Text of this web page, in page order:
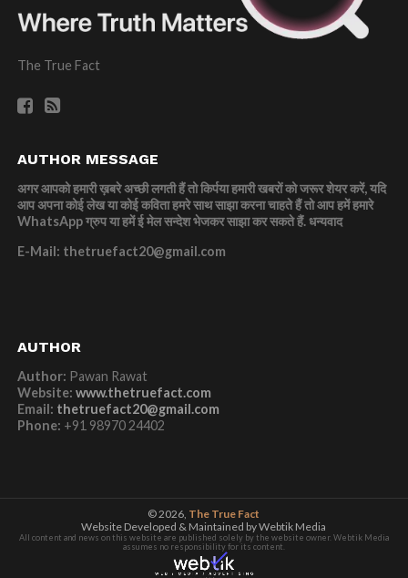
The True Fact
AUTHOR MESSAGE
अगर आपको हमारी ख़बरे अच्छी लगती हैं तो किर्पया हमारी खबरों को जरूर शेयर करें, यदि
आप अपना कोई लेख या कोई कविता हमरे साथ साझा करना चाहते हैं तो आप हमें हमारे
WhatsApp ग्रुप या हमें ई मेल सन्देश भेजकर साझा कर सकते हैं.धन्यवाद
E-Mail: thetruefact20@gmail.com
AUTHOR
Author: Pawan Rawat
Website: www.thetruefact.com
Email: thetruefact20@gmail.com
Phone: +91 98970 24402
© 2026, The True Fact
Website Developed & Maintained by Webtik Media
All content and news on this website are published solely by the website owner. Webtik Media
assumes no responsibility for its content.